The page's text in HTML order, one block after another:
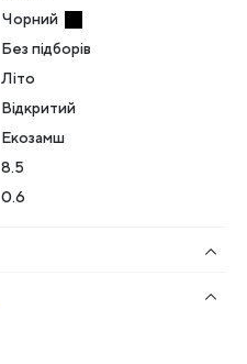
Чорний
Без підборів
Літо
Відкритий
Екозамш
8.5
0.6